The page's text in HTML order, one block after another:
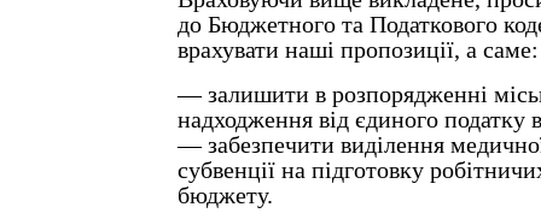
до Бюджетного та Податкового
врахувати наші пропозиції, а саме:
— залишити в розпорядженні
надходження від єдиного податку
— забезпечити виділення
субвенції на підготовку
бюджету.